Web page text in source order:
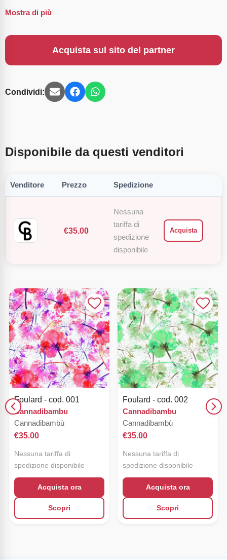
Mostra di più
Acquista sul sito del partner
Condividi:
Disponibile da questi venditori
Venditore Prezzo Spedizione
€35.00
Nessuna
tariffa di
spedizione
disponibile
Acquista
Foulard - cod. 001
Cannadibambu
Cannadibambù
€35.00
Nessuna tariffa di
spedizione disponibile
Acquista ora
Scopri
Foulard - cod. 002
Cannadibambu
Cannadibambù
€35.00
Nessuna tariffa di
spedizione disponibile
Acquista ora
Scopri